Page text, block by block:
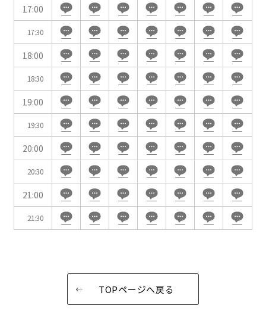
17:00
17:30
18:00
18:30
19:00
19:30
20:00
20:30
21:00
21:30
TOPページへ戻る
お問合せフォーム
面積
会場の種類
イベントホール 会議室
こだわり条件※複数選択可能
特長で選ぶ
大型スクリーンあり
控室あり